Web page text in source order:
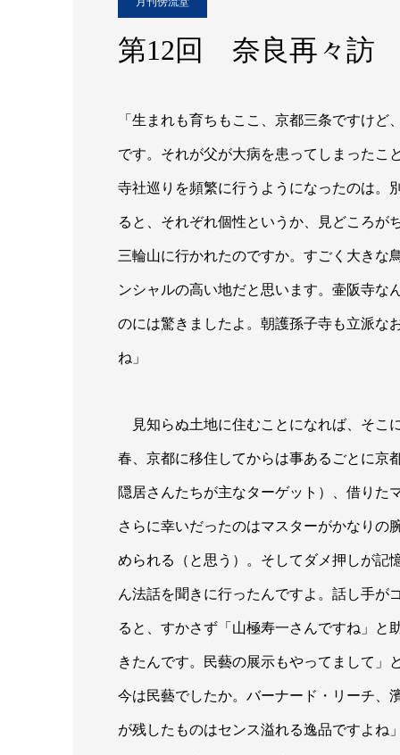
第12回 奈良再々訪
「生まれも育ちもここ、京都三条ですけ
です。それが父が大病を患ってしまったこ
寺社巡りを頻繁に行うようになったのは。
ると、それぞれ個性というか、見どころが
三輪山に行かれたのですか。すごく大きな
ンシャルの高い地だと思います。壷阪寺な
のには驚きましたよ。朝護孫子寺も立派な
ね」
見知らぬ土地に住むことになれば、そこ
春、京都に移住してからは事あるごとに京
隠居さんたちが主なターゲット）、借りた
さらに幸いだったのはマスターがかなりの
められる（と思う）。そしてダメ押しが記
ん法話を聞きに行ったんですよ。話し手
ると、すかさず「山極寿一さんですね」と
きたんです。民藝の展示もやってまして」
今は民藝でしたか。バーナード・リーチ
が残したものはセンス溢れる逸品ですよね